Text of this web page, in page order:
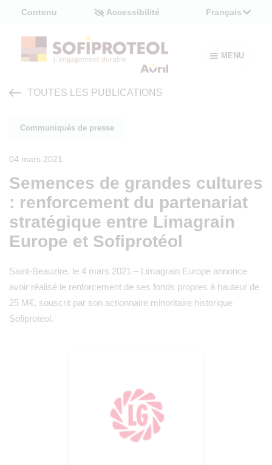
Contenu Accessibilité Français
MENU
TOUTES LES PUBLICATIONS
Communiqués de presse
04 mars 2021
Semences de grandes cultures
: renforcement du partenariat
stratégique entre Limagrain
Europe et Sofiprotéol
Saint-Beauzire, le 4 mars 2021 – Limagrain Europe annonce
avoir réalisé le renforcement de ses fonds propres à hauteur de
25 M€, souscrit par son actionnaire minoritaire historique
Sofiprotéol.